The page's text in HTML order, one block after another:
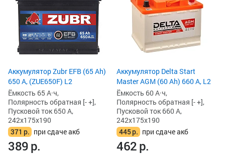
Аккумулятор Zubr EFB (65 Ah)
650 А, (ZUE650F) L2
Ёмкость 65 А·ч,
Полярность обратная [- +],
Пусковой ток 650 А,
242x175x190
371 р. при сдаче акб
389р.
Аккумулятор Delta Start
Master AGM (60 Ah) 660 А, L2
Ёмкость 60 А·ч,
Полярность обратная [- +],
Пусковой ток 660 А,
242x175x190
445р. при сдаче акб
462р.